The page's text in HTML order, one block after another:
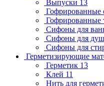
Выпуски 13
Гофрированные
Гофрированные
Сифоны для
Сифоны для
Сифоны для
Герметизирующие
Герметик 13
Клей 11
Нить для